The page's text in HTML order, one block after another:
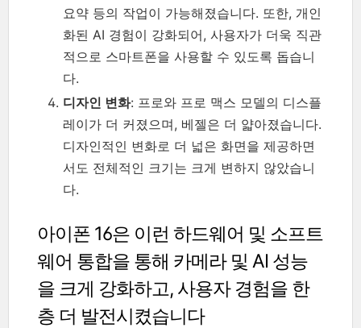
요약 등의 작업이 가능해졌습니다. 또한, 개인
화된 AI 경험이 강화되어, 사용자가 더욱 직관
적으로 스마트폰을 사용할 수 있도록 돕습니
다.
디자인 변화: 프로와 프로 맥스 모델의 디스플
레이가 더 커졌으며, 베젤은 더 얇아졌습니다.
디자인적인 변화로 더 넓은 화면을 제공하면
서도 전체적인 크기는 크게 변하지 않았습니
다.
아이폰 16은 이런 하드웨어 및 소프트
웨어 통합을 통해 카메라 및 AI 성능
을 크게 강화하고, 사용자 경험을 한
층 더 발전시켰습니다​